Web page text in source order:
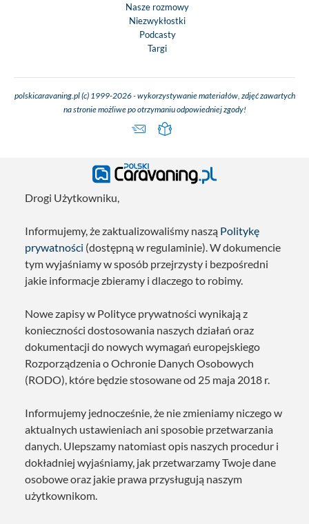
Nasze rozmowy
Niezwykłostki
Podcasty
Targi
polskicaravaning.pl (c) 1999-2026 - wykorzystywanie materiałów, zdjęć zawartych
na stronie możliwe po otrzymaniu odpowiedniej zgody!
Drogi Użytkowniku,
Informujemy, że zaktualizowaliśmy naszą Politykę
prywatności (dostępną w regulaminie). W dokumencie
tym wyjaśniamy w sposób przejrzysty i bezpośredni
jakie informacje zbieramy i dlaczego to robimy.
Nowe zapisy w Polityce prywatności wynikają z
konieczności dostosowania naszych działań oraz
dokumentacji do nowych wymagań europejskiego
Rozporządzenia o Ochronie Danych Osobowych
(RODO), które będzie stosowane od 25 maja 2018 r.
Informujemy jednocześnie, że nie zmieniamy niczego w
aktualnych ustawieniach ani sposobie przetwarzania
danych. Ulepszamy natomiast opis naszych procedur i
dokładniej wyjaśniamy, jak przetwarzamy Twoje dane
osobowe oraz jakie prawa przysługują naszym
użytkownikom.